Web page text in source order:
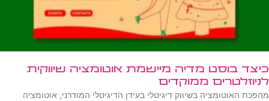
כיצד בוסט מדיה מיישמת אוטומציה שיווקית
לניוזלטרים ממוקדים
מהפכת האוטומציה בשיווק דיגיטלי בעידן הדיגיטלי המודרני, אוטומציה